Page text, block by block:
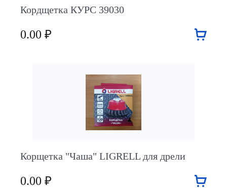
Кордщетка КУРС 39030
0.00 ₽
Корщетка "Чаша" LIGRELL для дрели
0.00 ₽